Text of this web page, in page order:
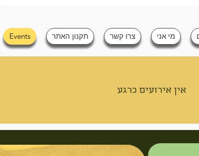
מי אני צרו קשר תקנון האתר Events
אין אירועים כרגע